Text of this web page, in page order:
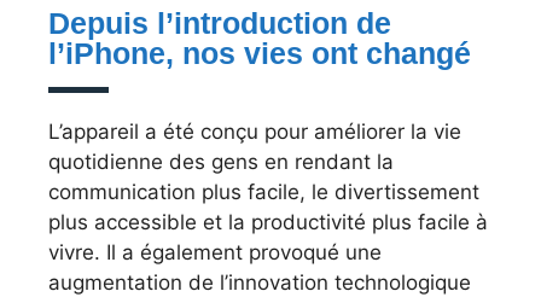
Depuis l’introduction de
l’iPhone, nos vies ont changé
L’appareil a été conçu pour améliorer la vie
quotidienne des gens en rendant la
communication plus facile, le divertissement
plus accessible et la productivité plus facile à
vivre. Il a également provoqué une
augmentation de l’innovation technologique